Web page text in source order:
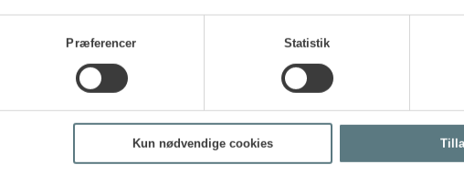
Præferencer Statistik
Kun nødvendige cookies
skyld
når det gælder indeklima, men Søren Jakobsen understreger, at vi hurtigt vænner os
indeklimaet på den ene eller anden måde ikke er optimalt. Arbejder du i lokaler,
som fx en
, kan være løsningen.
herunder temperatur, luftfugtighed, CO2-niveau, VOC (volatile organic compounds
nøje øje med de faktiske forhold i dit indeklima og får mulighed for at forbedre